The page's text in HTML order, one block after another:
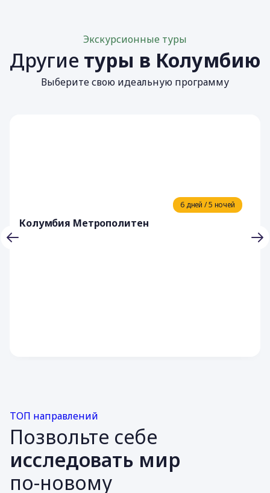
Экскурсионные туры
Другие туры в Колумбию
Выберите свою идеальную программу
6 дней / 5 ночей
Колумбия Метрополитен
ТОП направлений
Позвольте себе
исследовать мир
по-новому